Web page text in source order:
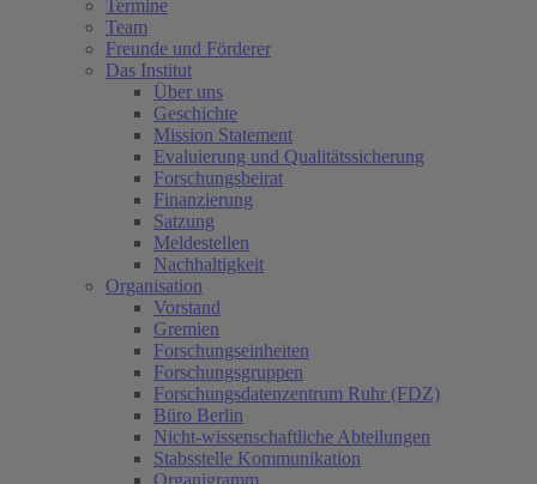
Termine
Team
Freunde und Förderer
Das Institut
Über uns
Geschichte
Mission Statement
Evaluierung und Qualitätssicherung
Forschungsbeirat
Finanzierung
Satzung
Meldestellen
Nachhaltigkeit
Organisation
Vorstand
Gremien
Forschungseinheiten
Forschungsgruppen
Forschungsdatenzentrum Ruhr (FDZ)
Büro Berlin
Nicht-wissenschaftliche Abteilungen
Stabsstelle Kommunikation
Organigramm